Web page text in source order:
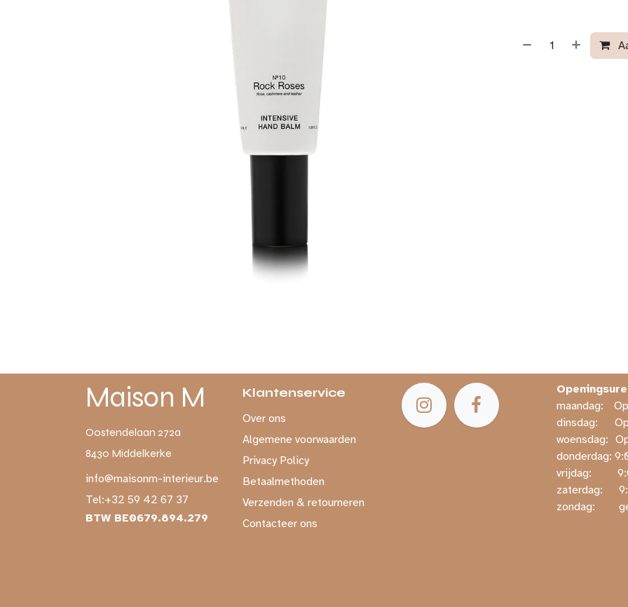
maandag:
dinsdag:
woensdag:
donderdag:
vrijdag:
zaterdag:
zondag:
Klantenservice
Over ons
Algemene voorwaarden
Privacy Policy
Betaalmethoden
Verzenden & retourneren
Contacteer ons
Maison M
Oostendelaan 272a
8430 Middelkerke
info@maisonm-interieur.be
Tel:+32 59 42 67 37
BTW BE0679.894.279